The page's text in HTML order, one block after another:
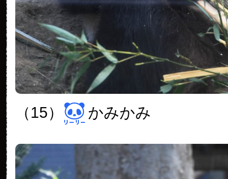
（15） かみかみ